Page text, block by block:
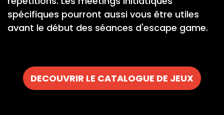
spécifiques pourront aussi vous être utiles
avant le début des séances d'escape game.
DECOUVRIR LE CATALOGUE DE JEUX